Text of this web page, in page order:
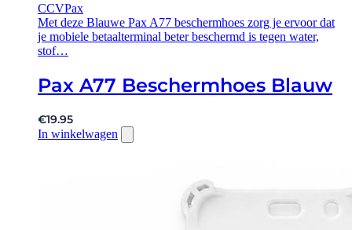
CCVPax
Met deze Blauwe Pax A77 beschermhoes zorg je ervoor dat
je mobiele betaalterminal beter beschermd is tegen water,
stof…
Pax A77 Beschermhoes Blauw
€19.95
In winkelwagen